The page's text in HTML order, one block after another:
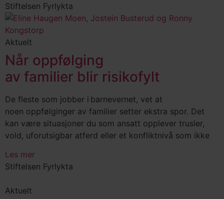
Stiftelsen Fyrlykta
Aktuelt
Når oppfølging
av familier blir risikofylt
De fleste som jobber i barnevernet, vet at
noen oppfølginger av familier setter ekstra spor. Det
kan være situasjoner du som ansatt opplever trusler,
vold, uforutsigbar atferd eller et konfliktnivå som ikke
Les mer
Stiftelsen Fyrlykta
Aktuelt